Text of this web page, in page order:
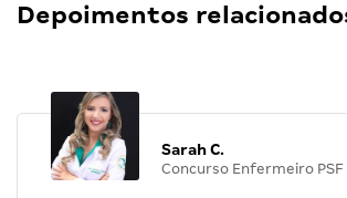
Depoimentos
Sarah C.
Concurso Enfermeiro PSF